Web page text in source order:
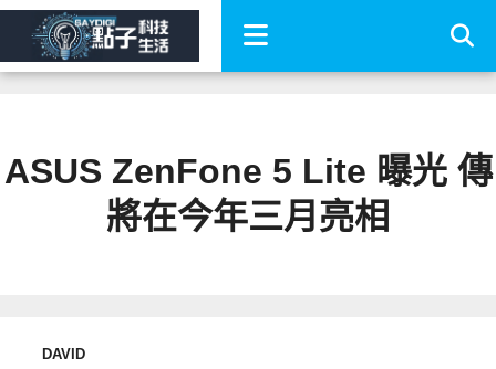
ASUS ZenFone 5 Lite 曝光 傳
將在今年三月亮相
DAVID